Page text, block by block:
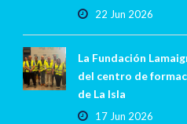
22 Jun 2026
La Fundación
del centro de
de La Isla
17 Jun 2026